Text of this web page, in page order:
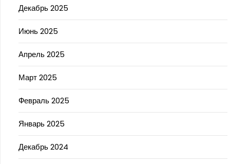
Декабрь 2025
Июнь 2025
Апрель 2025
Март 2025
Февраль 2025
Январь 2025
Декабрь 2024